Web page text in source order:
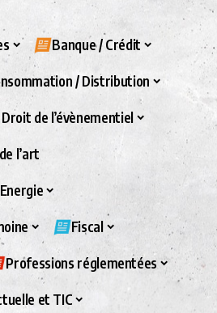
Banque / Crédit
/ Distribution
de l’évènementiel
l’art
Fiscal
Professions réglementées
et TIC